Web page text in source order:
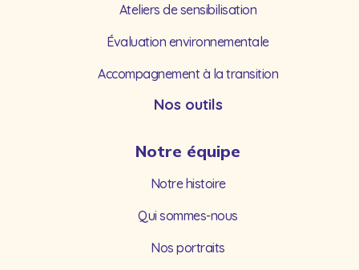
Ateliers de sensibilisation
Évaluation environnementale
Accompagnement à la transition
Nos outils
Notre équipe
Notre histoire
Qui sommes-nous
Nos portraits